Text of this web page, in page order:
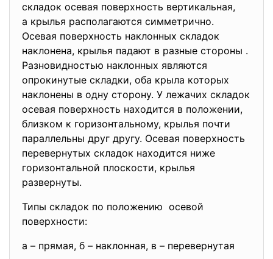
складок осевая поверхность вертикальная,
а крылья располагаются симметрично.
Осевая поверхность наклонных складок
наклонена, крылья падают в разные стороны .
Разновидностью наклонных являются
опрокинутые складки, оба крыла которых
наклонены в одну сторону. У лежачих складок
осевая поверхность находится в положении,
близком к горизонтальному, крылья почти
параллельны друг другу. Осевая поверхность
перевернутых складок находится ниже
горизонтальной плоскости, крылья
развернуты.
Типы складок по положению осевой
поверхности:
а – прямая, б – наклонная, в – перевернутая